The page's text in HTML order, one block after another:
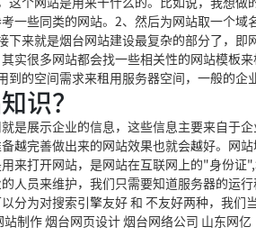
一些同类的网站。2、然后为网站取一个域
来就是烟台网站建设最复杂的部分了，即
实很多网站都会找一些相关性的网站模板
的空间需求来租用服务器空间，一般的企
识？
是展示企业的信息，这些信息主要来自于
越完善做出来的网站效果也就会越好。网
来打开网站，是网站在互联网上的"身份证
人员来维护，我们只需要知道服务器的运
分为对搜索引擎友好 和 不友好两种，我们
制作 烟台网页设计 烟台网络公司 山东网亿